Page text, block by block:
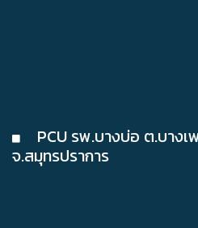
PCU รพ.บางบ่อ ต.บาง
จ.สมุทรปราการ